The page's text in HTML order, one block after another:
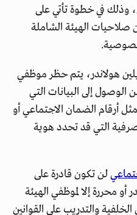
وذلك في خطوة تأتي على
الهيئة الشاملة
هولاندر، يتم حظر موظفي
إلى البيانات التي
أرقام الضمان الاجتماعي أو
التي قد تحدد هوية
لن تكون قادرة على
محررة إلا لموظفي الهيئة
والتدريب على القوانين